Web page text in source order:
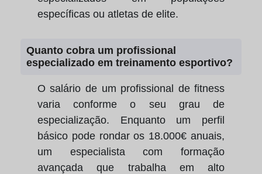
específicas ou atletas de elite.
Quanto cobra um profissional
especializado em treinamento esportivo?
O salário de um profissional de fitness
varia conforme o seu grau de
especialização. Enquanto um perfil
básico pode rondar os 18.000€ anuais,
um especialista com formação
avançada que trabalha em alto